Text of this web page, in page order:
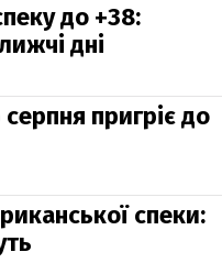
до +38:
дні
серпня пригріє до
спеки: